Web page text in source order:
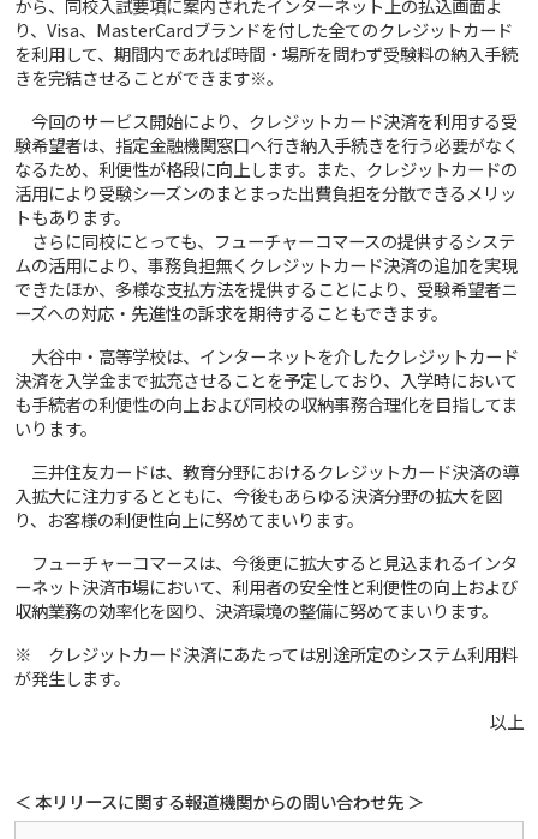
から、同校入試要項に案内されたインターネット上の払込画面よ
り、Visa、MasterCardブランドを付した全てのクレジットカード
を利用して、期間内であれば時間・場所を問わず受験料の納入手続
きを完結させることができます※。
今回のサービス開始により、クレジットカード決済を利用する受
験希望者は、指定金融機関窓口へ行き納入手続きを行う必要がなく
なるため、利便性が格段に向上します。また、クレジットカードの
活用により受験シーズンのまとまった出費負担を分散できるメリッ
トもあります。
さらに同校にとっても、フューチャーコマースの提供するシステ
ムの活用により、事務負担無くクレジットカード決済の追加を実現
できたほか、多様な支払方法を提供することにより、受験希望者ニ
ーズへの対応・先進性の訴求を期待することもできます。
大谷中・高等学校は、インターネットを介したクレジットカード
決済を入学金まで拡充させることを予定しており、入学時において
も手続者の利便性の向上および同校の収納事務合理化を目指してま
いります。
三井住友カードは、教育分野におけるクレジットカード決済の導
入拡大に注力するとともに、今後もあらゆる決済分野の拡大を図
り、お客様の利便性向上に努めてまいります。
フューチャーコマースは、今後更に拡大すると見込まれるインタ
ーネット決済市場において、利用者の安全性と利便性の向上および
収納業務の効率化を図り、決済環境の整備に努めてまいります。
※ クレジットカード決済にあたっては別途所定のシステム利用料
が発生します。
以上
＜ 本リリースに関する報道機関からの問い合わせ先 ＞